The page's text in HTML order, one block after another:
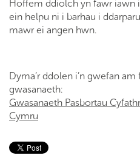
Hoffem ddiolch yn fawr iawn
ein helpu ni i barhau i
mawr ei angen hwn.
Dyma’r ddolen i’n gwefan
gwasanaeth:
Gwasanaeth Pasbortau
Cymru